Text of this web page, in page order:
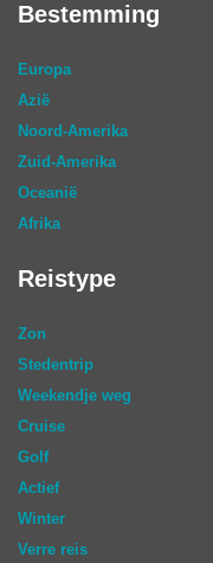
Bestemming
Europa
Azië
Noord-Amerika
Zuid-Amerika
Oceanië
Afrika
Reistype
Zon
Stedentrip
Weekendje weg
Cruise
Golf
Actief
Winter
Verre reis